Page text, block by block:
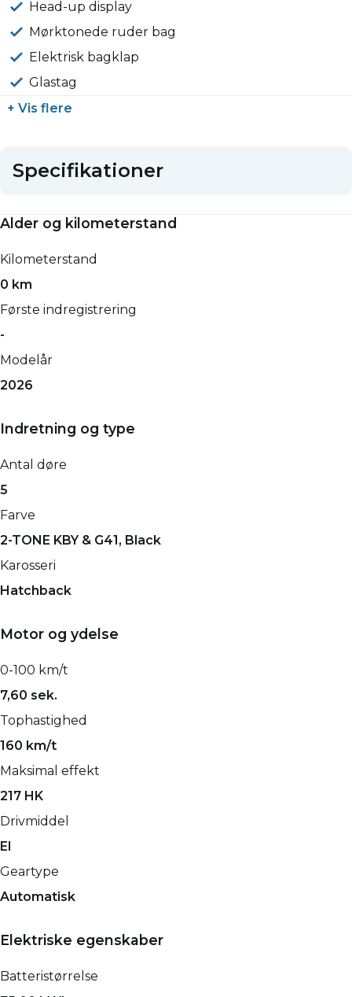
Head-up display
Mørktonede ruder bag
Elektrisk bagklap
Glastag
+ Vis flere
Specifikationer
Alder og kilometerstand
Kilometerstand
0 km
Første indregistrering
-
Modelår
2026
Indretning og type
Antal døre
5
Farve
2-TONE KBY & G41, Black
Karosseri
Hatchback
Motor og ydelse
0-100 km/t
7,60 sek.
Tophastighed
160 km/t
Maksimal effekt
217 HK
Drivmiddel
El
Geartype
Automatisk
Elektriske egenskaber
Batteristørrelse